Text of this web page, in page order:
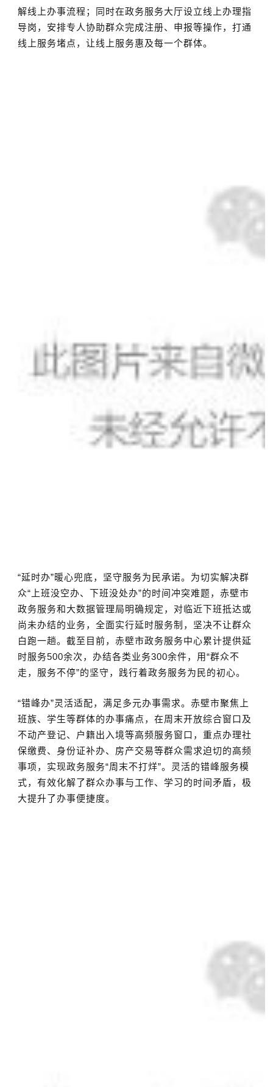
解线上办事流程；同时在政务服务大厅设立线上办理指
导岗，安排专人协助群众完成注册、申报等操作，打通
线上服务堵点，让线上服务惠及每一个群体。
“延时办”暖心兜底，坚守服务为民承诺。为切实解决群
众“上班没空办、下班没处办”的时间冲突难题，赤壁市
政务服务和大数据管理局明确规定，对临近下班抵达或
尚未办结的业务，全面实行延时服务制，坚决不让群众
白跑一趟。截至目前，赤壁市政务服务中心累计提供延
时服务500余次，办结各类业务300余件，用“群众不
走，服务不停”的坚守，践行着政务服务为民的初心。
“错峰办”灵活适配，满足多元办事需求。赤壁市聚焦上
班族、学生等群体的办事痛点，在周末开放综合窗口及
不动产登记、户籍出入境等高频服务窗口，重点办理社
保缴费、身份证补办、房产交易等群众需求迫切的高频
事项，实现政务服务“周末不打烊”。灵活的错峰服务模
式，有效化解了群众办事与工作、学习的时间矛盾，极
大提升了办事便捷度。